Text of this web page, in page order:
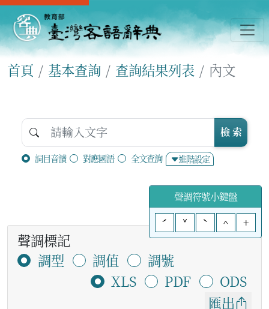
首頁 基本查詢 查詢結果列表 內文
詞目音讀 對應國語 全文查詢 進階設定
檢 索
聲調符號小鍵盤
ˊ
ˇ ˋ ^ +
聲調標記
調型
調值
調號
XLS
PDF
ODS
匯出